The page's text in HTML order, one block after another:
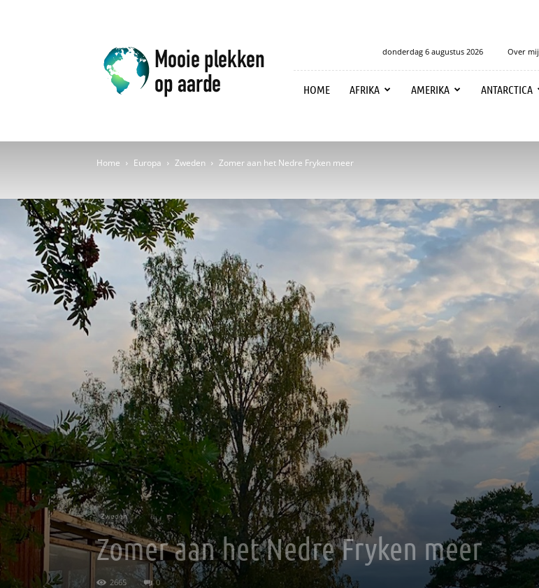
Mooie
plekken
op
aarde
donderdag 6 augustus 2026 Over mij
HOME AFRIKA AMERIKA ANTARCTICA
Home Europa Zweden Zomer aan het Nedre Fryken meer
Zweden
Zomer aan het Nedre Fryken meer
2665 0